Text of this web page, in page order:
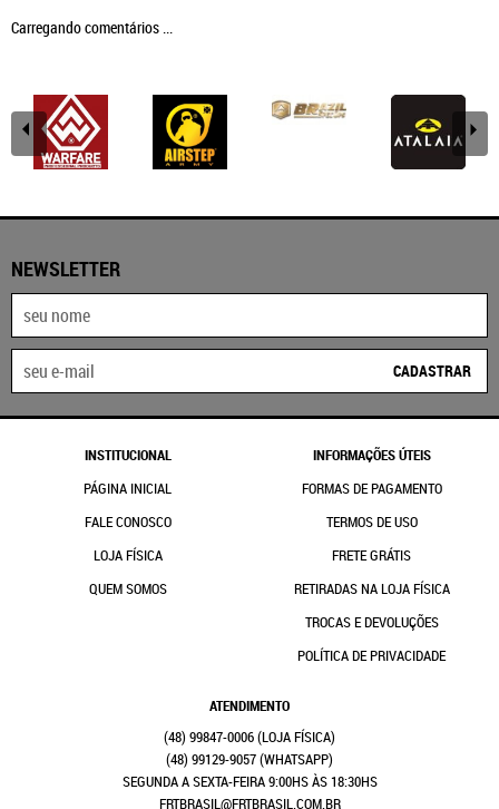
Carregando comentários ...
NEWSLETTER
CADASTRAR
INSTITUCIONAL
PÁGINA INICIAL
FALE CONOSCO
LOJA FÍSICA
QUEM SOMOS
INFORMAÇÕES ÚTEIS
FORMAS DE PAGAMENTO
TERMOS DE USO
FRETE GRÁTIS
RETIRADAS NA LOJA FÍSICA
TROCAS E DEVOLUÇÕES
POLÍTICA DE PRIVACIDADE
ATENDIMENTO
(48) 99847-0006
(48) 99129-9057(WHATSAPP)
SEGUNDA A SEXTA-FEIRA 9:00HS ÀS 18:30HS
FRTBRASIL@FRTBRASIL.COM.BR